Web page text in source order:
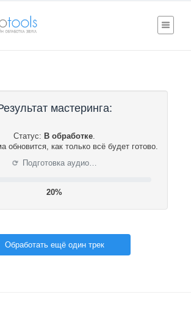
мастеринга:
Статус: В обработке.
обновится, как только всё будет готово.
⟳ Подготовка аудио…
20%
Обработать ещё один трек